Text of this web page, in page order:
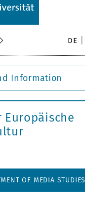
DE
Information
Europäische
OF MEDIA STUDIES